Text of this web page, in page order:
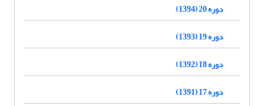
دوره 20 (1394)
دوره 19 (1393)
دوره 18 (1392)
دوره 17 (1391)